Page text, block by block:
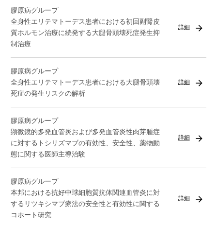
膠原病グループ
全身性エリテマトーデス患者における初回副腎皮
質ホルモン治療に続発する大腿骨頭壊死症発生抑
制治療
詳細 arrow_forward
膠原病グループ
全身性エリテマトーデス患者における大腿骨頭壊
死症の発生リスクの解析
詳細 arrow_forward
膠原病グループ
顕微鏡的多発血管炎および多発血管炎性肉芽腫症
に対するトシリズマブの有効性、安全性、薬物動
態に関する医師主導治験
詳細 arrow_forward
膠原病グループ
本邦における抗好中球細胞質抗体関連血管炎に対
するリツキシマブ療法の安全性と有効性に関する
コホート研究
詳細 arrow_forward